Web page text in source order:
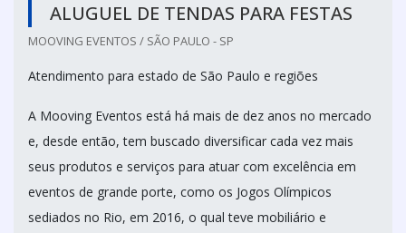
ALUGUEL DE TENDAS PARA FESTAS
MOOVING EVENTOS / SÃO PAULO - SP
Atendimento para estado de São Paulo e regiões
A Mooving Eventos está há mais de dez anos no mercado
e, desde então, tem buscado diversificar cada vez mais
seus produtos e serviços para atuar com excelência em
eventos de grande porte, como os Jogos Olímpicos
sediados no Rio, em 2016, o qual teve mobiliário e